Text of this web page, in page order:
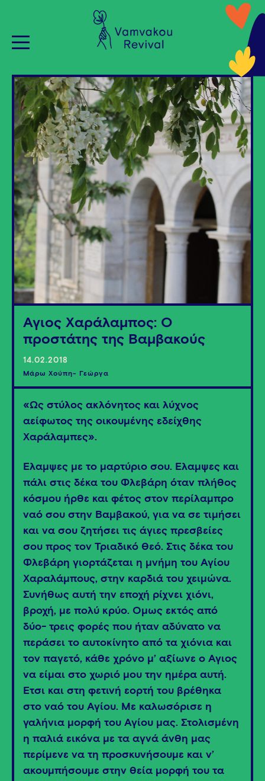
Άγιος Χαράλαμπος: Ο
προστάτης της Βαμβακούς
14.02.2018
Μάρω Χούπη- Γεώργα
«Ως στύλος ακλόνητος και λύχνος
αείφωτος της οικουμένης εδείχθης
Χαράλαμπες».
Έλαμψες με το μαρτύριο σου. Έλαμψες και
πάλι στις δέκα του Φλεβάρη όταν πλήθος
κόσμου ήρθε και φέτος στον περίλαμπρο
ναό σου στην Βαμβακού, για να σε τιμήσει
και να σου ζητήσει τις άγιες πρεσβείες
σου προς τον Τριαδικό Θεό. Στις δέκα του
Φλεβάρη γιορτάζεται η μνήμη του Αγίου
Χαραλάμπους, στην καρδιά του χειμώνα.
Συνήθως αυτή την εποχή ρίχνει χιόνι,
βροχή, με πολύ κρύο. Όμως εκτός από
δύο- τρεις φορές που ήταν αδύνατο να
περάσει το αυτοκίνητο από τα χιόνια και
τον παγετό, κάθε χρόνο μ’ αξίωνε ο Άγιος
να είμαι στο χωριό μου την ημέρα αυτή.
Έτσι και στη φετινή εορτή του βρέθηκα
στο ναό του Αγίου. Με καλωσόρισε η
γαλήνια μορφή του Αγίου μας. Στολισμένη
η παλιά εικόνα με τα αγνά άνθη μας
περίμενε να τη προσκυνήσουμε και ν’
ακουμπήσουμε στην θεία μορφή του τα